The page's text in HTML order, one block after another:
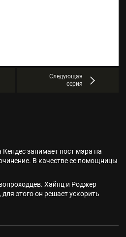
Следующая
серия
занимает пост мэра на
В качестве ее помощницы
Хайнц и Роджер
этого он решает ускорить